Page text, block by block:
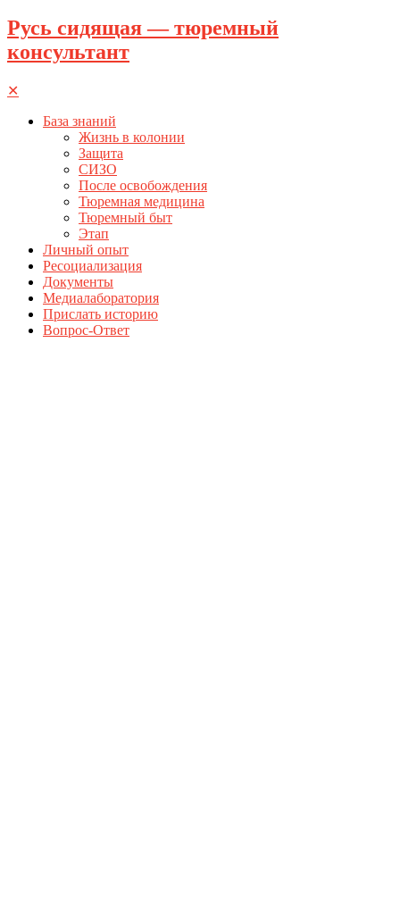
Русь сидящая — тюремный
консультант
✕
База знаний
Жизнь в колонии
Защита
СИЗО
После освобождения
Тюремная медицина
Тюремный быт
Этап
Личный опыт
Ресоциализация
Документы
Медиалаборатория
Прислать историю
Вопрос-Ответ